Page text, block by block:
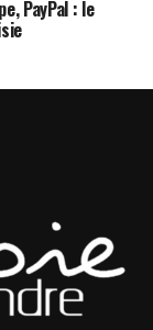
PayPal : le